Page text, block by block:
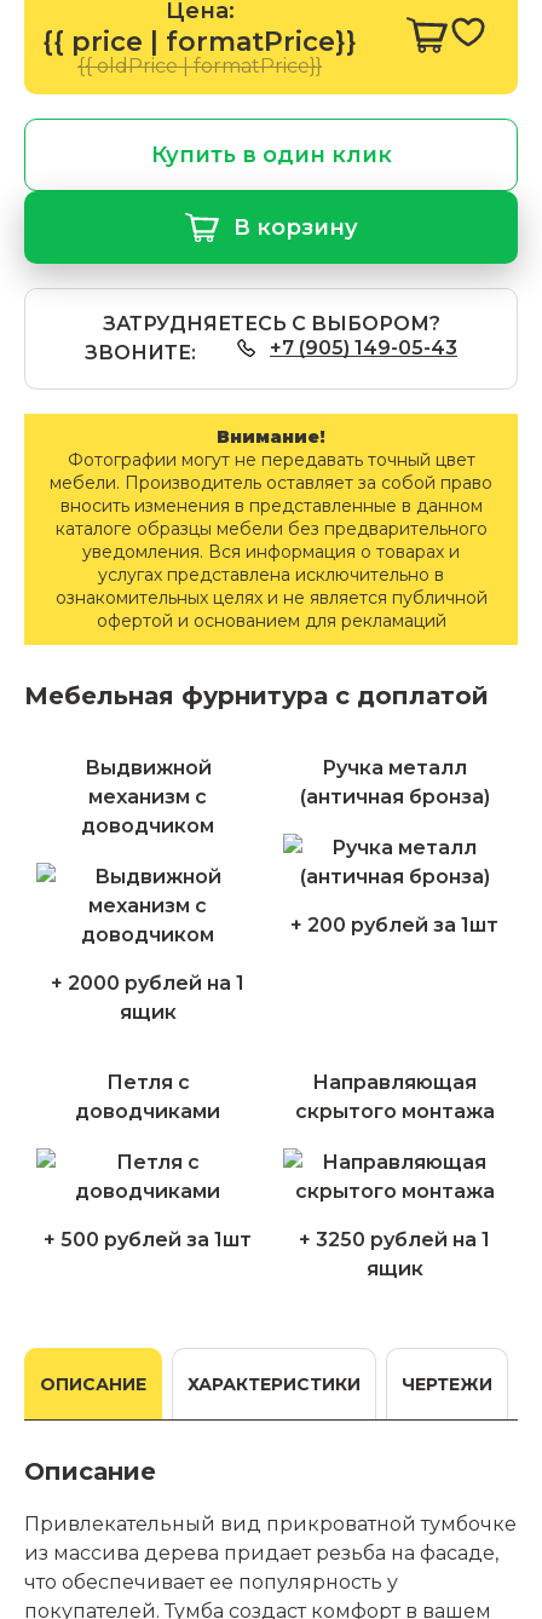
Цена:
{{ price | formatPrice}}
{{ oldPrice | formatPrice}}
Купить в один клик
В корзину
ЗАТРУДНЯЕТЕСЬ С ВЫБОРОМ?
ЗВОНИТЕ:
+7 (905) 149-05-43
Внимание!
Фотографии могут не передавать точный цвет
мебели. Производитель оставляет за собой право
вносить изменения в представленные в данном
каталоге образцы мебели без предварительного
уведомления. Вся информация о товарах и
услугах представлена исключительно в
ознакомительных целях и не является публичной
офертой и основанием для рекламаций
Мебельная фурнитура с доплатой
Выдвижной
механизм с
доводчиком
+ 2000 рублей на 1
ящик
Ручка металл
(античная бронза)
+ 200 рублей за 1шт
Петля с
доводчиками
+ 500 рублей за 1шт
Направляющая
скрытого монтажа
+ 3250 рублей на 1
ящик
ОПИСАНИЕ ХАРАКТЕРИСТИКИ ЧЕРТЕЖИ
Описание
Привлекательный вид прикроватной тумбочке
из массива дерева придает резьба на фасаде,
что обеспечивает ее популярность у
покупателей. Тумба создаст комфорт в вашем